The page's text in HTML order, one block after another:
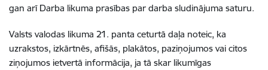
gan arī Darba likuma prasības par darba sludinājuma saturu.
Valsts valodas likuma 21. panta ceturtā daļa noteic, ka
uzrakstos, izkārtnēs, afišās, plakātos, paziņojumos vai citos
ziņojumos ietvertā informācija, ja tā skar likumīgas